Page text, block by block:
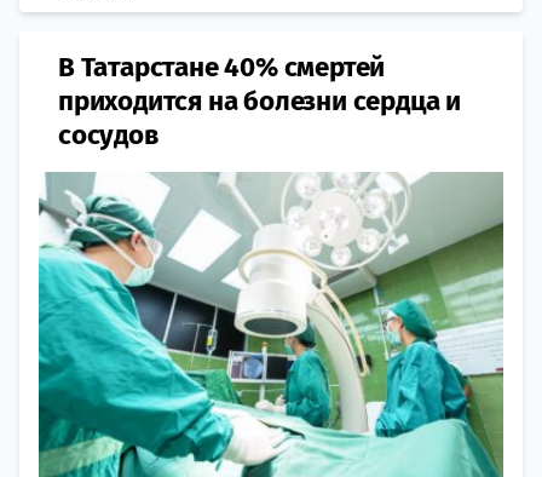
В Татарстане 40% смертей
приходится на болезни сердца и
сосудов